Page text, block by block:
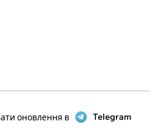
оновлення в Telegram